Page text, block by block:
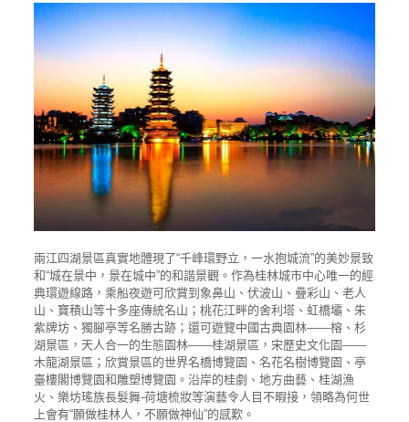
兩江四湖景區真實地體現了“千峰環野立，一水抱城流”的美妙景致
和“城在景中，景在城中”的和諧景觀。作為桂林城市中心唯一的經
典環遊線路，乘船夜遊可欣賞到象鼻山、伏波山、疊彩山、老人
山、寶積山等十多座傳統名山；桃花江畔的舍利塔、虹橋壩、朱
紫牌坊、獨腳亭等名勝古跡；還可遊覽中國古典園林——榕、杉
湖景區，天人合一的生態園林——桂湖景區，宋歷史文化園——
木龍湖景區；欣賞景區的世界名橋博覽園、名花名樹博覽園、亭
臺樓閣博覽園和雕塑博覽園。沿岸的桂劇、地方曲藝、桂湖漁
火、樂坊瑤族長髮舞-荷塘梳妝等演藝令人目不暇接，領略為何世
上會有“願做桂林人，不願做神仙”的感歎。